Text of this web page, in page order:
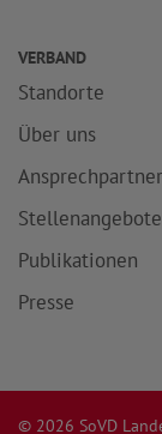
VERBAND
Standorte
Über uns
Ansprechpartner
Stellenangebote
Publikationen
Presse
© 2026 SoVD